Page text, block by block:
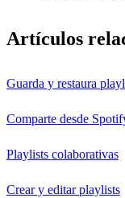
Artículos
Guarda y restaura
Comparte desde
Playlists colaborativas
Crear y editar playlists